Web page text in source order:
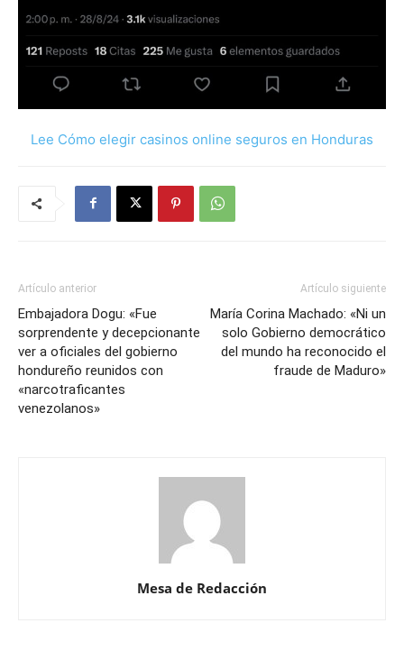
Lee Cómo elegir casinos online seguros en Honduras
Artículo anterior
Embajadora Dogu: «Fue
sorprendente y decepcionante
ver a oficiales del gobierno
hondureño reunidos con
«narcotraficantes
venezolanos»
Artículo siguiente
María Corina Machado: «Ni un
solo Gobierno democrático
del mundo ha reconocido el
fraude de Maduro»
Mesa de Redacción